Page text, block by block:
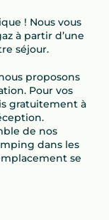
! Nous vous
à partir d’une
séjour.
proposons
Pour vos
gratuitement à
de nos
dans les
se